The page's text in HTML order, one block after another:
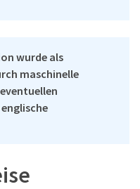
wurde als
maschinelle